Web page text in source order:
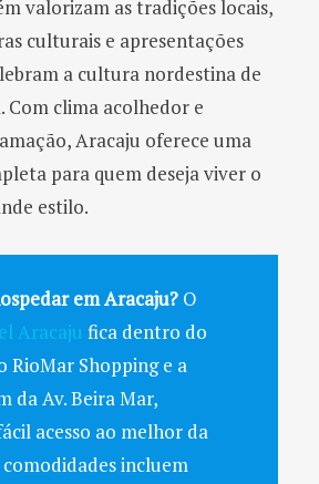
valorizam as tradições locais,
culturais e apresentações
a cultura nordestina de
clima acolhedor e
Aracaju oferece uma
para quem deseja viver o
estilo.
em Aracaju? O
Aracaju fica dentro do
RioMar Shopping e a
da Av. Beira Mar,
acesso ao melhor da
comodidades incluem